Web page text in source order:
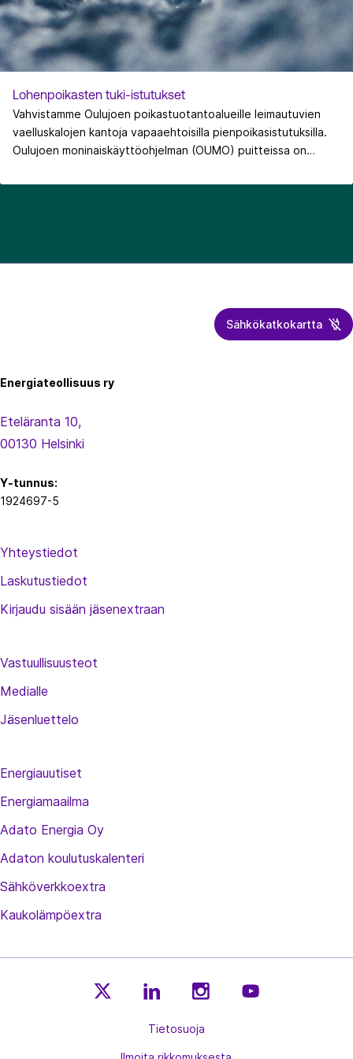
Vahvistamme Oulujoen poikastuotantoalueille leimautuvien
vaelluskalojen kantoja vapaaehtoisilla pienpoikasistutuksilla.
Oulujoen moninaiskäyttöohjelman (OUMO) puitteissa on
meritaimenen yksivuotiasta poikasta kunnostetuille alueille
Lohenpoikasten tuki-istutukset
Sähkökatkokartta
Energiateollisuus ry
Eteläranta 10,
00130 Helsinki
Y-tunnus:
1924697-5
Yhteystiedot
Laskutustiedot
Kirjaudu sisään jäsenextraan
Vastuullisuusteot
Medialle
Jäsenluettelo
Energiauutiset
Energiamaailma
Adato Energia Oy
Adaton koulutuskalenteri
Sähköverkkoextra
Kaukolämpöextra
e
n
e
Tietosuoja